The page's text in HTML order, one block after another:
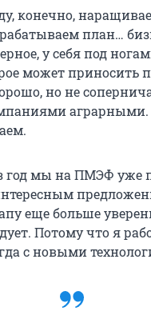
конечно,
план…
у себя под
может приносить
но не
аграрными.
год мы на ПМЭФ уже
еще больше
Потому что я
с новыми